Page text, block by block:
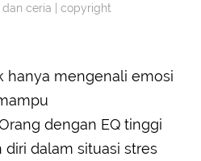
dan ceria | copyright
hanya mengenali emosi
dengan EQ tinggi
dalam situasi stres